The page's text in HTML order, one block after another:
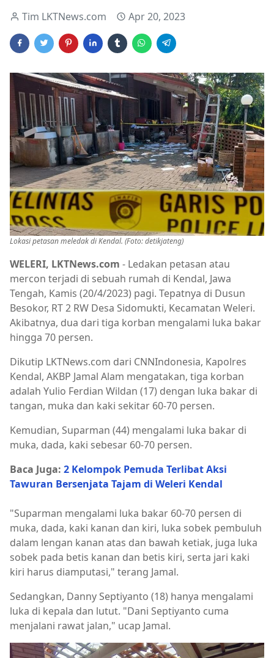
Tim LKTNews.com Apr 20, 2023
Lokasi petasan meledak di Kendal. (Foto: detikjateng)
WELERI, LKTNews.com - Ledakan petasan atau
mercon terjadi di sebuah rumah di Kendal, Jawa
Tengah, Kamis (20/4/2023) pagi. Tepatnya di Dusun
Besokor, RT 2 RW Desa Sidomukti, Kecamatan Weleri.
Akibatnya, dua dari tiga korban mengalami luka bakar
hingga 70 persen.
Dikutip LKTNews.com dari CNNIndonesia, Kapolres
Kendal, AKBP Jamal Alam mengatakan, tiga korban
adalah Yulio Ferdian Wildan (17) dengan luka bakar di
tangan, muka dan kaki sekitar 60-70 persen.
Kemudian, Suparman (44) mengalami luka bakar di
muka, dada, kaki sebesar 60-70 persen.
Baca Juga: 2 Kelompok Pemuda Terlibat Aksi
Tawuran Bersenjata Tajam di Weleri Kendal
"Suparman mengalami luka bakar 60-70 persen di
muka, dada, kaki kanan dan kiri, luka sobek pembuluh
dalam lengan kanan atas dan bawah ketiak, juga luka
sobek pada betis kanan dan betis kiri, serta jari kaki
kiri harus diamputasi," terang Jamal.
Sedangkan, Danny Septiyanto (18) hanya mengalami
luka di kepala dan lutut. "Dani Septiyanto cuma
menjalani rawat jalan," ucap Jamal.